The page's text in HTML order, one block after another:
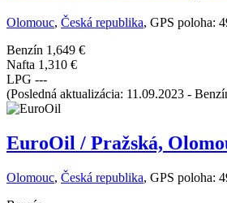
Olomouc, Česká republika, GPS poloha:
Benzín 1,649 €
Nafta 1,310 €
LPG ---
(Posledná aktualizácia: 11.09.2023 -
EuroOil / Pražská,
Olomouc, Česká republika, GPS poloha: